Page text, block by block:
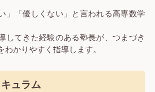
」「優しくない」と言われる高専数学
してきた経験のある塾長が、つまづき
かりやすく指導します。
ュラム